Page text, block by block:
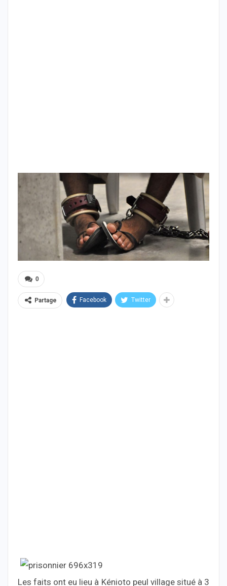
0
Partage Facebook Twitter
Les faits ont eu lieu à Kénioto peul village situé à 3